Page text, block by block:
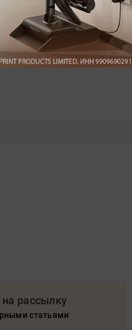
за 99 руб из
держатель проводов
рассылку
статьями